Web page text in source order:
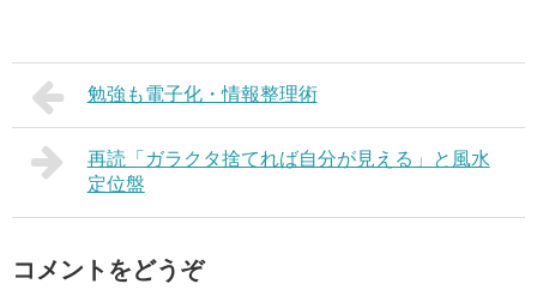
勉強も電子化・情報整理術
再読「ガラクタ捨てれば自分が見える」と風水
定位盤
コメントをどうぞ